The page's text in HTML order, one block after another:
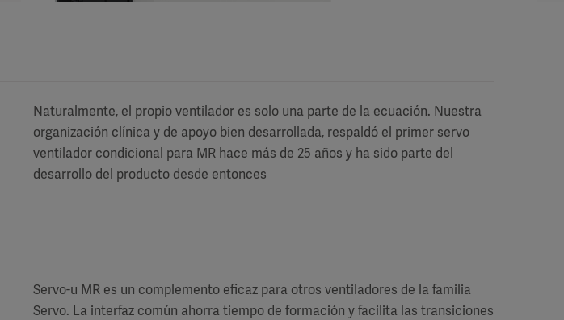
Naturalmente, el propio ventilador es solo una parte de la ecuación. Nuestra
organización clínica y de apoyo bien desarrollada, respaldó el primer servo
ventilador condicional para MR hace más de 25 años y ha sido parte del
desarrollo del producto desde entonces
Servo-u MR es un complemento eficaz para otros ventiladores de la familia
Servo. La interfaz común ahorra tiempo de formación y facilita las transiciones